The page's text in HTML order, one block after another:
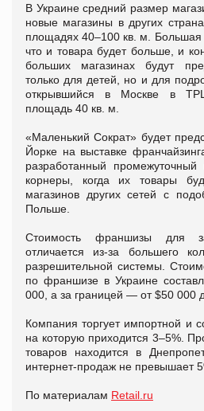
В Украине средний размер
новые магазины в других
площадях 40–100 кв. м. Большая
что и товара будет больше, и
больших магазинах будут
только для детей, но и для
открывшийся в Москве в
площадь 40 кв. м.
«Маленький Сократ» будет
Йорке на выставке
разработанный
корнеры, когда их товары
магазинов других сетей с
Польше.
Стоимость франшизы для
отличается из-за большего
разрешительной системы.
по франшизе в Украине
000, а за границей — от $50 000
Компания торгует импортной и
на которую приходится 3–5%.
товаров находится в
интернет-продаж не превышает
По материалам Retail.ru